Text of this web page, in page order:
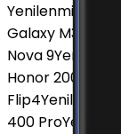
Yenilenmiş
Galaxy M31s
Nova 9
Honor 200
Flip4Yenilenmiş
400 Pro